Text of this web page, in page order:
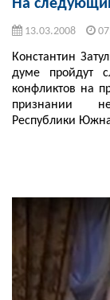
На
13.03.2008
Константин
думе пройдут
конфликтов на
признании
Республики